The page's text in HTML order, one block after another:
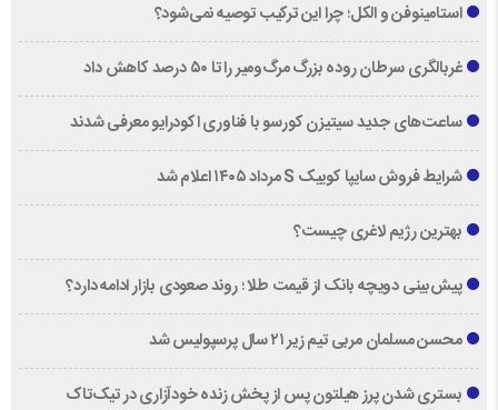
استامینوفن و الکل؛ چرا این ترکیب توصیه نمی‌شود؟
غربالگری سرطان روده بزرگ مرگ‌ومیر را تا ۵۰ درصد کاهش داد
ساعت‌های جدید سیتیزن کورسو با فناوری اکودرایو معرفی شدند
شرایط فروش سایپا کوییک S مرداد ۱۴۰۵ اعلام شد
بهترین رژیم لاغری چیست؟
پیش‌بینی دویچه‌ بانک از قیمت طلا ؛ روند صعودی بازار ادامه دارد؟
محسن مسلمان مربی تیم زیر ۲۱ سال پرسپولیس شد
بستری شدن پرز هیلتون پس از پخش زنده خودآزاری در تیک‌تاک